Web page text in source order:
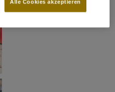
Alle Cookies akzeptieren